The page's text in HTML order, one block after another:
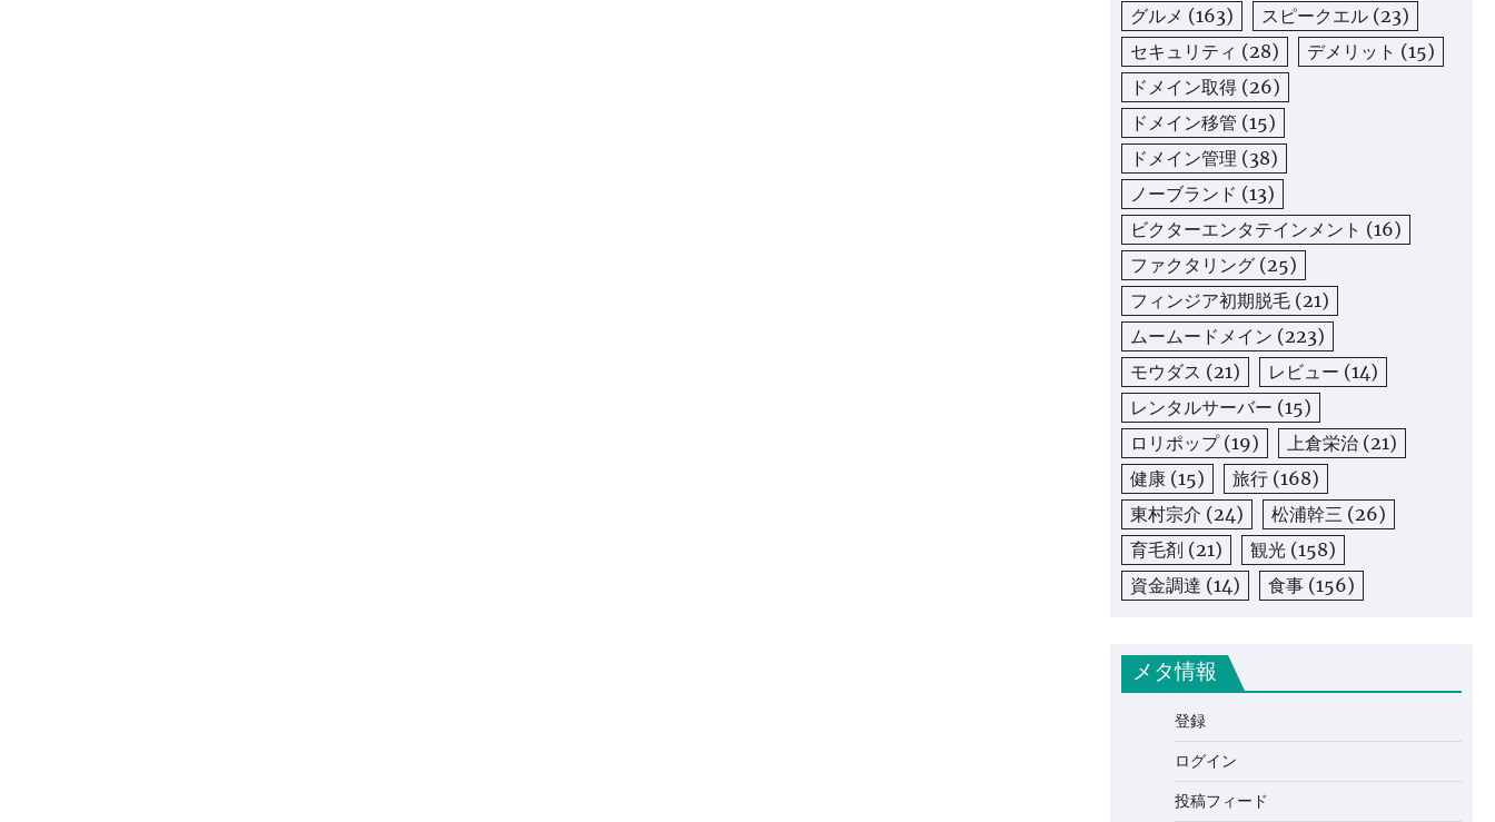
グルメ (163) スピークエル (23)
セキュリティ (28) デメリット (15)
ドメイン取得 (26)
ドメイン移管 (15)
ドメイン管理 (38)
ノーブランド (13)
ビクターエンタテインメント (16)
ファクタリング (25)
フィンジア初期脱毛 (21)
ムームードメイン (223)
モウダス (21) レビュー (14)
レンタルサーバー (15)
ロリポップ(19) 上倉栄治 (21)
健康 (15) 旅行 (168)
東村宗介 (24) 松浦幹三 (26)
育毛剤 (21) 観光 (158)
資金調達 (14) 食事 (156)
メタ情報
登録
ログイン
投稿フィード